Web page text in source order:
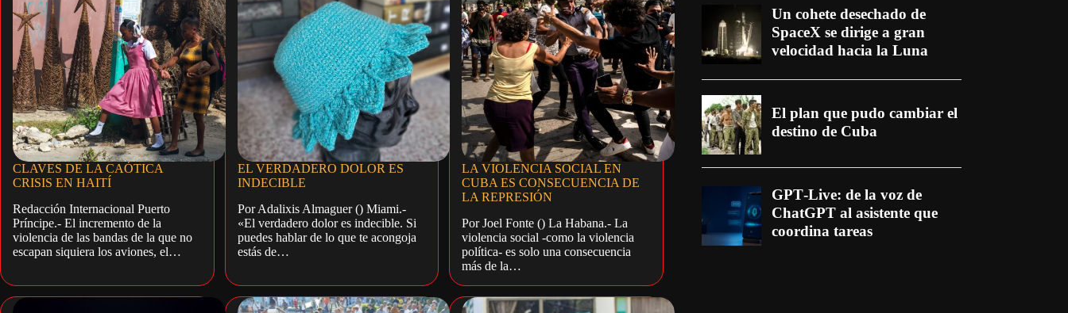
CLAVES DE LA CAÓTICA
CRISIS EN HAITÍ
Redacción Internacional Puerto
Príncipe.- El incremento de la
violencia de las bandas de la que no
escapan siquiera los aviones, el…
EL VERDADERO DOLOR ES
INDECIBLE
Por Adalixis Almaguer () Miami.-
«El verdadero dolor es indecible. Si
puedes hablar de lo que te acongoja
estás de…
LA VIOLENCIA SOCIAL EN
CUBA ES CONSECUENCIA DE
LA REPRESIÓN
Por Joel Fonte () La Habana.- La
violencia social -como la violencia
política- es solo una consecuencia
más de la…